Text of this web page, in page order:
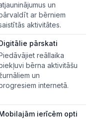
un
ar bērniem
aktivitātes.
pārskati
reāllaika
bērna aktivitāšu
un
internetā.
ierīcēm opti